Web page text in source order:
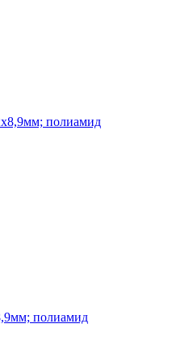
полиамид
полиамид